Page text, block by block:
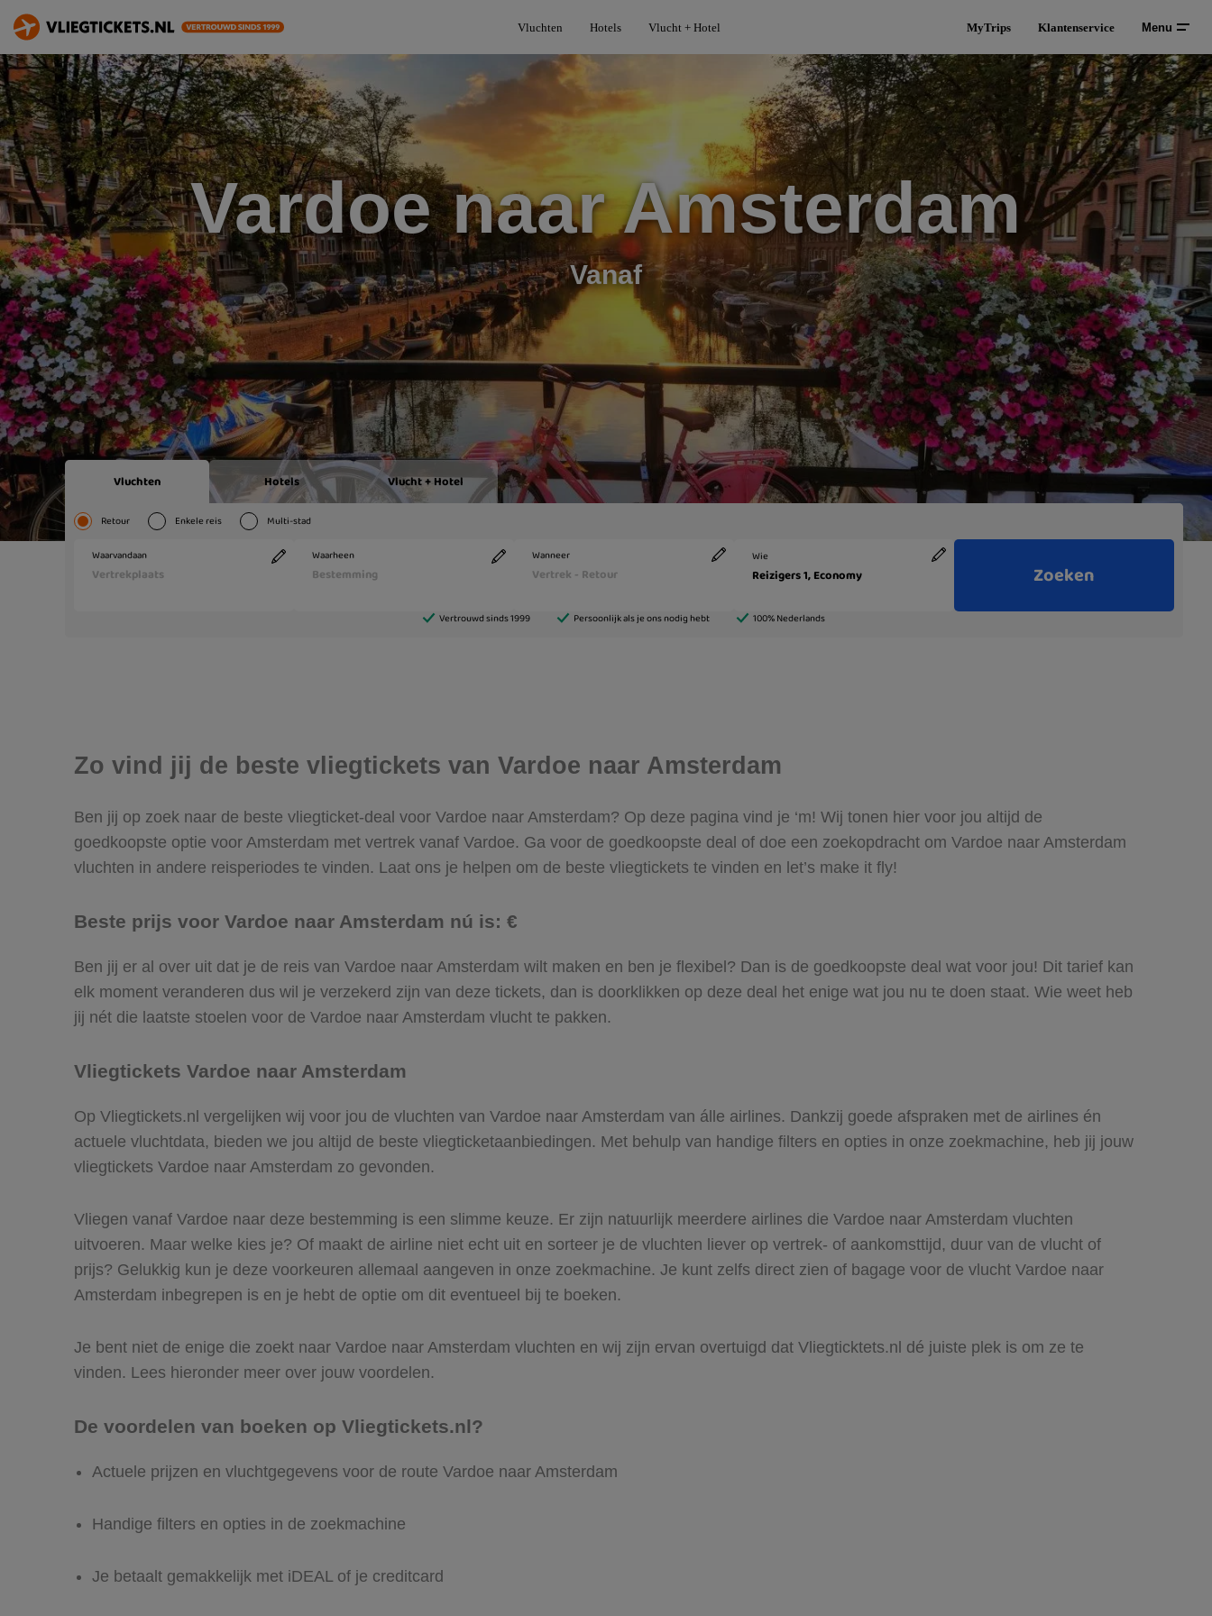
Vluchten Hotels Vlucht + Hotel MyTrips Klantenservice Menu
Vardoe naar Amsterdam
Vanaf
Zo vind jij de beste vliegtickets van Vardoe naar Amsterdam
Ben jij op zoek naar de beste vliegticket-deal voor Vardoe naar Amsterdam? Op deze pagina vind je ‘m! Wij tonen hier voor jou altijd de
goedkoopste optie voor Amsterdam met vertrek vanaf Vardoe. Ga voor de goedkoopste deal of doe een zoekopdracht om Vardoe naar Amsterdam
vluchten in andere reisperiodes te vinden. Laat ons je helpen om de beste vliegtickets te vinden en let’s make it fly!
Beste prijs voor Vardoe naar Amsterdam nú is: €
Ben jij er al over uit dat je de reis van Vardoe naar Amsterdam wilt maken en ben je flexibel? Dan is de goedkoopste deal wat voor jou! Dit tarief kan
elk moment veranderen dus wil je verzekerd zijn van deze tickets, dan is doorklikken op deze deal het enige wat jou nu te doen staat. Wie weet heb
jij nét die laatste stoelen voor de Vardoe naar Amsterdam vlucht te pakken.
Vliegtickets Vardoe naar Amsterdam
Op Vliegtickets.nl vergelijken wij voor jou de vluchten van Vardoe naar Amsterdam van álle airlines. Dankzij goede afspraken met de airlines én
actuele vluchtdata, bieden we jou altijd de beste vliegticketaanbiedingen. Met behulp van handige filters en opties in onze zoekmachine, heb jij jouw
vliegtickets Vardoe naar Amsterdam zo gevonden.
Vliegen vanaf Vardoe naar deze bestemming is een slimme keuze. Er zijn natuurlijk meerdere airlines die Vardoe naar Amsterdam vluchten
uitvoeren. Maar welke kies je? Of maakt de airline niet echt uit en sorteer je de vluchten liever op vertrek- of aankomsttijd, duur van de vlucht of
prijs? Gelukkig kun je deze voorkeuren allemaal aangeven in onze zoekmachine. Je kunt zelfs direct zien of bagage voor de vlucht Vardoe naar
Amsterdam inbegrepen is en je hebt de optie om dit eventueel bij te boeken.
Je bent niet de enige die zoekt naar Vardoe naar Amsterdam vluchten en wij zijn ervan overtuigd dat Vliegticktets.nl dé juiste plek is om ze te
vinden. Lees hieronder meer over jouw voordelen.
De voordelen van boeken op Vliegtickets.nl?
Actuele prijzen en vluchtgegevens voor de route Vardoe naar Amsterdam
Handige filters en opties in de zoekmachine
Je betaalt gemakkelijk met iDEAL of je creditcard